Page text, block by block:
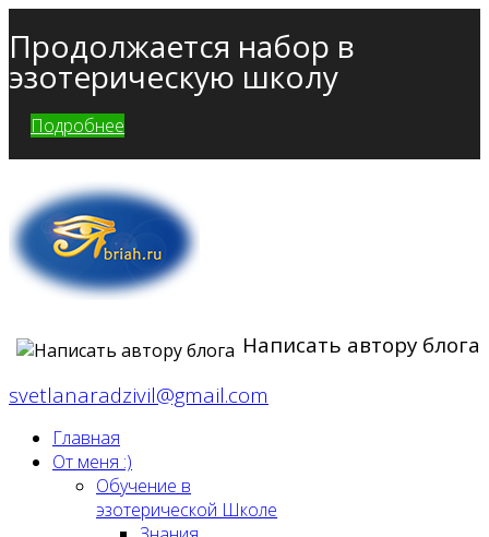
Продолжается набор в
эзотерическую школу
Подробнее
Написать автору блога
svetlanaradzivil@gmail.com
Главная
От меня :)
Обучение в
эзотерической Школе